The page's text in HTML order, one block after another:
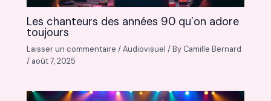
Les chanteurs des années 90 qu’on adore
toujours
Laisser un commentaire /Audiovisuel / By Camille Bernard
/ août 7, 2025